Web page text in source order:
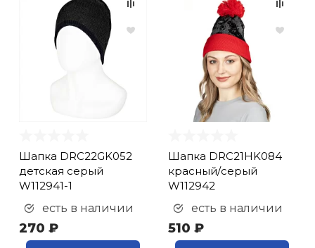
Шапка DRC22GK052
детская серый
W112941-1
есть в наличии
270 ₽
Шапка DRC21HK084
красный/серый
W112942
есть в наличии
510 ₽